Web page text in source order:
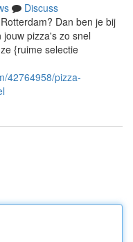
Discuss
Dan ben je bij
pizza's zo snel
{ruime selectie
42764958/pizza-